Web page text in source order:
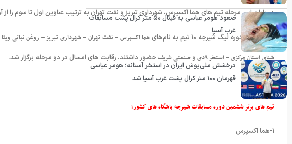
در پایان این مرحله تیم های هما اکسپرس، شهرداری تبریز و نفت تهران به ترتیب عناوین اول تا سوم را از
در ششمین دوره لیگ شیرجه ۱۰ تیم به نام‌های
هما اکسپرس – نفت تهران – شهرداری تبریز – روغن نباتی
شنای استان مرکزی– استخر۹دی وصنعتی شریفحضور داشتند. رقابت های امسال در دو مرحله برگزار شد.
تیم های برتر ششمین دوره مسابقات شیرجه باشگاه های کشور؛
۱-هما اکسپرس
صعود هومر عباسی به فینال ۵۰ متر کرال پشت مسابقات
غرب آسیا
درخشش ملی‌پوش ایران در استخر آستانه؛ هومر عباسی
قهرمان ۱۰۰ متر کرال پشت غرب آسیا شد